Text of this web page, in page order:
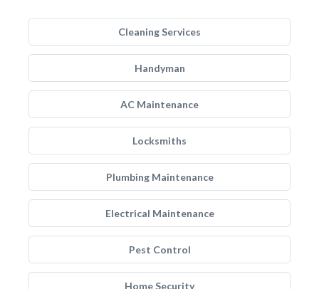
Cleaning Services
Handyman
AC Maintenance
Locksmiths
Plumbing Maintenance
Electrical Maintenance
Pest Control
Home Security